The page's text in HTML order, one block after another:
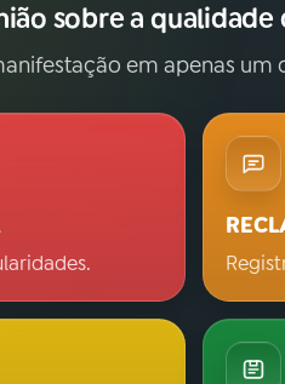
sobre a
em apenas um